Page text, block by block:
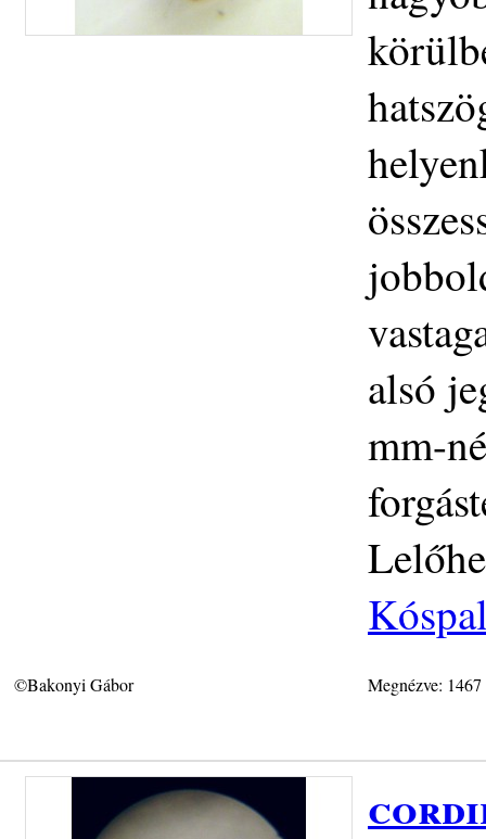
alsó
mm-
©Bakonyi Gábor Megnézve: